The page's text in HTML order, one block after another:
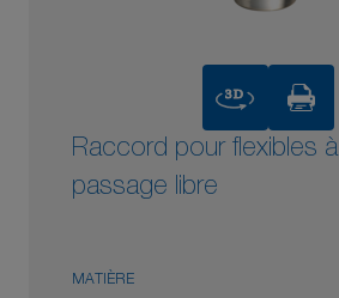
3D
Raccord pour flexibles à
passage libre
MATIÈRE